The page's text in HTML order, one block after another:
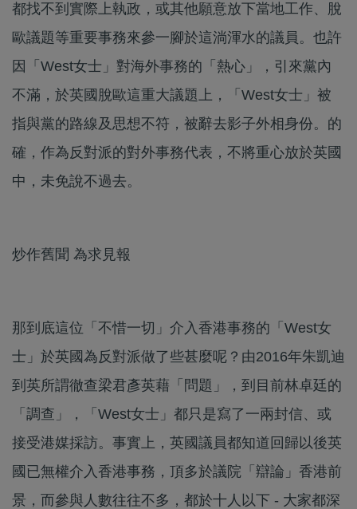
都找不到實際上執政，或其他願意放下當地工作、脫
歐議題等重要事務來參一腳於這淌渾水的議員。也許
因「West女士」對海外事務的「熱心」，引來黨內
不滿，於英國脫歐這重大議題上，「West女士」被
指與黨的路線及思想不符，被辭去影子外相身份。的
確，作為反對派的對外事務代表，不將重心放於英國
中，未免說不過去。
炒作舊聞 為求見報
那到底這位「不惜一切」介入香港事務的「West女
士」於英國為反對派做了些甚麼呢？由2016年朱凱迪
到英所謂徹查梁君彥英藉「問題」，到目前林卓廷的
「調查」，「West女士」都只是寫了一兩封信、或
接受港媒採訪。事實上，英國議員都知道回歸以後英
國已無權介入香港事務，頂多於議院「辯論」香港前
景，而參與人數往往不多，都於十人以下 - 大家都深